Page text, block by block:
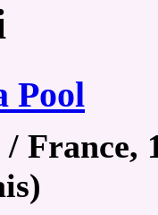
Pool
/